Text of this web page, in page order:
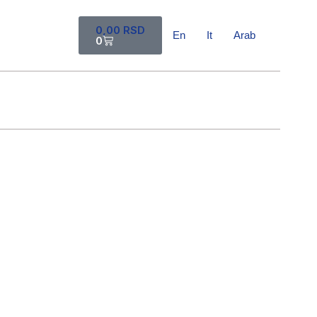
En It Arab
0,00 RSD
0
Cart